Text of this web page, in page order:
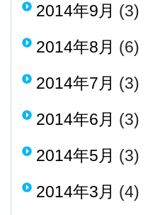
2014年9月 (3)
2014年8月 (6)
2014年7月 (3)
2014年6月 (3)
2014年5月 (3)
2014年3月 (4)